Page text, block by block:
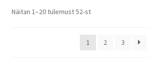
Näitan 1–20 tulemust 52-stSorted
price:
1 2 3